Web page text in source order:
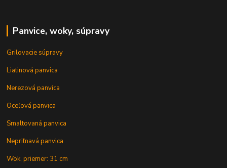
Panvice, woky, súpravy
Grilovacie súpravy
Liatinová panvica
Nerezová panvica
Oceľová panvica
Smaltovaná panvica
Nepriľnavá panvica
Wok, priemer: 31 cm